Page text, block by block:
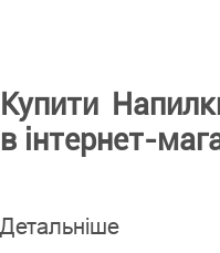
Купити
в інтернет-
Детальніше